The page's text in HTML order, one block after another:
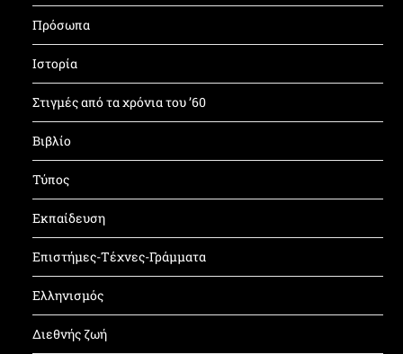
Πρόσωπα
Ιστορία
Στιγμές από τα χρόνια του ’60
Βιβλίο
Τύπος
Εκπαίδευση
Επιστήμες-Τέχνες-Γράμματα
Ελληνισμός
Διεθνής ζωή